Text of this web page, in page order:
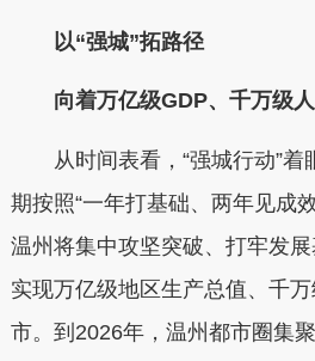
以“强城”拓路径
向着万亿级GDP、千万级
从时间表看，“强城行动”
期按照“一年打基础、两年见成
温州将集中攻坚突破、打牢发展
实现万亿级地区生产总值、千
市。到2026年，温州都市圈集